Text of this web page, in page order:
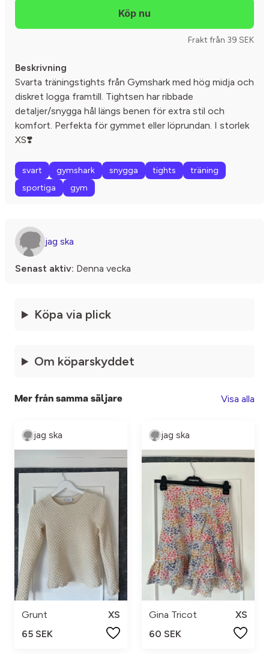
Frakt från 39 SEK
Beskrivning
Svarta träningstights från Gymshark med hög midja och
diskret logga framtill. Tightsen har ribbade
detaljer/snygga hål längs benen för extra stil och
komfort. Perfekta för gymmet eller löprundan. I storlek
XS❣️
svart gymshark snygga tights
träning
sportiga
gym
jag ska
Senast aktiv: Denna vecka
Köpa via plick
Om köparskyddet
Mer från samma säljare Visa alla
jag ska
Grunt
XS
65 SEK
jag ska
Gina Tricot
XS
60 SEK